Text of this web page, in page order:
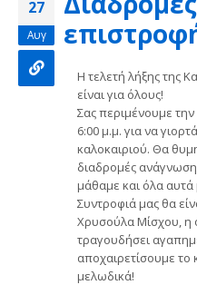
27
Αυγ
Η τελετή λήξης της
είναι για όλους!
Σας περιμένουμε
6:00 μ.μ. για να
καλοκαιριού. Θα
διαδρομές
μάθαμε και όλα
Συντροφιά μας θα
Χρυσούλα Μίσχου, η
τραγουδήσει
αποχαιρετίσουμε το
μελωδικά!